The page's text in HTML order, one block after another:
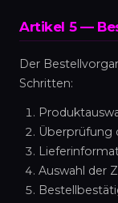
Artikel 5 —
Der
Schritten:
Überprüfung
Auswahl der